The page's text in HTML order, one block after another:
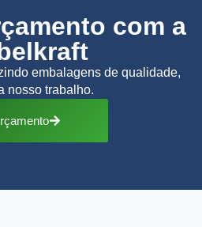
com a
embalagens de qualidade,
nosso trabalho.